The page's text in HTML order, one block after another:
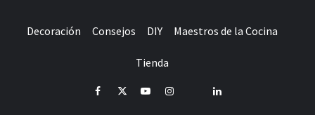
Decoración Consejos DIY Maestros de la Cocina
Tienda
FacebookTwitterYoutubeInstagramPinterestLinkedIn